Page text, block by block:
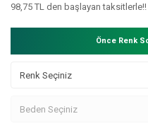
98,75 TL den başlayan taksitlerle!!
Önce Renk